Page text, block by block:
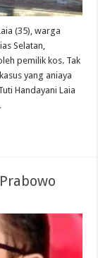
(35), warga
Selatan,
pemilik kos. Tak
yang aniaya
Handayani Laia